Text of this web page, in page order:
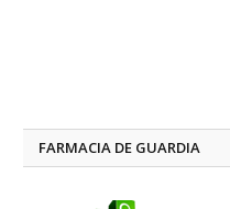
FARMACIA DE GUARDIA